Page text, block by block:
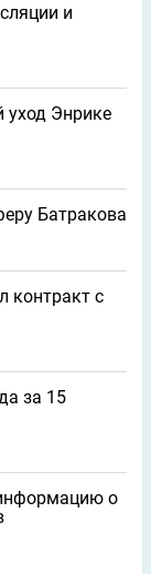
и
Энрике
Батракова
контракт с
за 15
о